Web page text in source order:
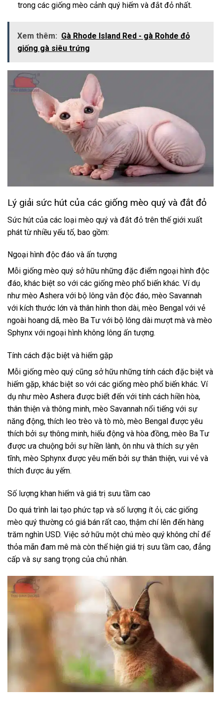
trong các giống mèo cảnh quý hiếm và đắt đỏ nhất.
Xem thêm: Gà Rhode Island Red - gà Rohde đỏ
giống gà siêu trứng
Lý giải sức hút của các giống mèo quý và đắt đỏ
Sức hút của các loại mèo quý và đắt đỏ trên thế giới xuất
phát từ nhiều yếu tố, bao gồm:
Ngoại hình độc đáo và ấn tượng
Mỗi giống mèo quý sở hữu những đặc điểm ngoại hình độc
đáo, khác biệt so với các giống mèo phổ biến khác. Ví dụ
như mèo Ashera với bộ lông vằn độc đáo, mèo Savannah
với kích thước lớn và thân hình thon dài, mèo Bengal với vẻ
ngoài hoang dã, mèo Ba Tư với bộ lông dài mượt mà và mèo
Sphynx với ngoại hình không lông ấn tượng.
Tính cách đặc biệt và hiếm gặp
Mỗi giống mèo quý cũng sở hữu những tính cách đặc biệt và
hiếm gặp, khác biệt so với các giống mèo phổ biến khác. Ví
dụ như mèo Ashera được biết đến với tính cách hiền hòa,
thân thiện và thông minh, mèo Savannah nổi tiếng với sự
năng động, thích leo trèo và tò mò, mèo Bengal được yêu
thích bởi sự thông minh, hiếu động và hòa đồng, mèo Ba Tư
được ưa chuộng bởi sự hiền lành, ôn nhu và thích sự yên
tĩnh, mèo Sphynx được yêu mến bởi sự thân thiện, vui vẻ và
thích được âu yếm.
Số lượng khan hiếm và giá trị sưu tầm cao
Do quá trình lai tạo phức tạp và số lượng ít ỏi, các giống
mèo quý thường có giá bán rất cao, thậm chí lên đến hàng
trăm nghìn USD. Việc sở hữu một chú mèo quý không chỉ để
thỏa mãn đam mê mà còn thể hiện giá trị sưu tầm cao, đẳng
cấp và sự sang trọng của chủ nhân.